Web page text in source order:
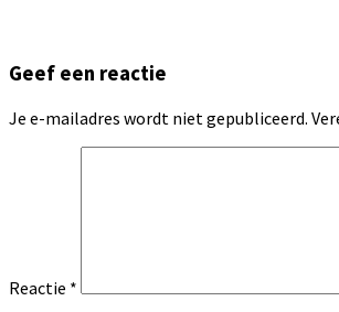
Geef een reactie
Je e-mailadres wordt niet gepubliceerd.
Reactie *